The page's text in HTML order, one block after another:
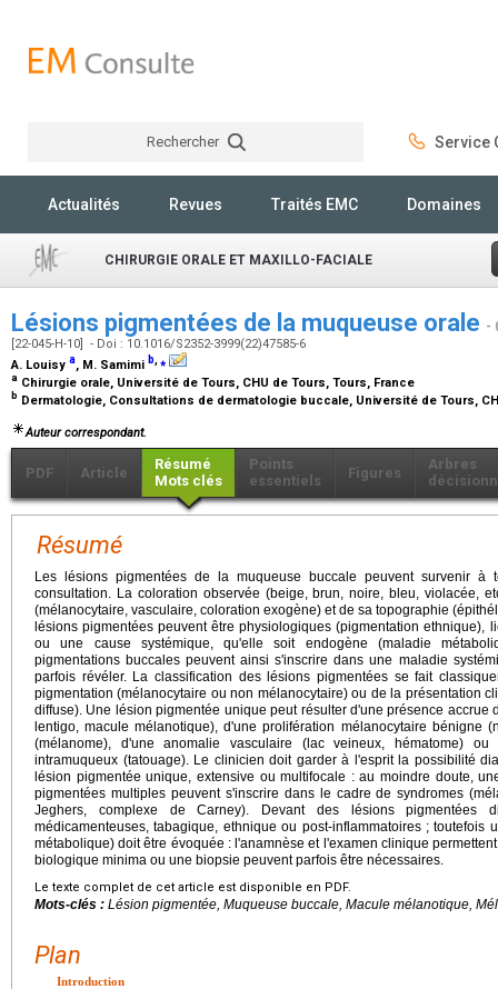
Rechercher Service
Actualités Revues Traités EMC Domaines
CHIRURGIE ORALE ET MAXILLO-FACIALE
Lésions pigmentées de la muqueuse orale -
[22-045-H-10] - Doi : 10.1016/S2352-3999(22)47585-6
A. Louisy a, M. Samimi b,⁎
a Chirurgie orale, Université de Tours, CHU de Tours, Tours, France
b Dermatologie, Consultations de dermatologie buccale, Université de Tours,
Auteur correspondant.
PDF Article
Résumé
Mots clés
Points
essentiels
Figures
Arbres
Résumé
Les lésions pigmentées de la muqueuse buccale peuvent survenir
consultation. La coloration observée (beige, brun, noire, bleu, violacée,
(mélanocytaire, vasculaire, coloration exogène) et de sa topographie
lésions pigmentées peuvent être physiologiques (pigmentation ethnique),
ou une cause systémique, qu'elle soit endogène (maladie
pigmentations buccales peuvent ainsi s'inscrire dans une maladie
parfois révéler. La classification des lésions pigmentées se fait
pigmentation (mélanocytaire ou non mélanocytaire) ou de la présentation
diffuse). Une lésion pigmentée unique peut résulter d'une présence
lentigo, macule mélanotique), d'une prolifération mélanocytaire bénigne
(mélanome), d'une anomalie vasculaire (lac veineux, hématome)
intramuqueux (tatouage). Le clinicien doit garder à l'esprit la possibilité
lésion pigmentée unique, extensive ou multifocale : au moindre doute,
pigmentées multiples peuvent s'inscrire dans le cadre de syndromes
Jeghers, complexe de Carney). Devant des lésions pigmentées
médicamenteuses, tabagique, ethnique ou post-inflammatoires ; toutefois
métabolique) doit être évoquée : l'anamnèse et l'examen clinique
biologique minima ou une biopsie peuvent parfois être nécessaires.
Le texte complet de cet article est disponible en PDF.
Mots-clés : Lésion pigmentée, Muqueuse buccale, Macule mélanotique,
Plan
Introduction